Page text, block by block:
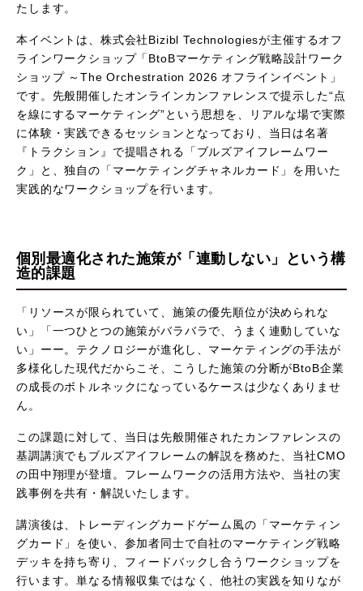
たします。
本イベントは、株式会社Bizibl Technologiesが主催するオフ
ラインワークショップ「BtoBマーケティング戦略設計ワーク
ショップ ～The Orchestration 2026 オフラインイベント」
です。先般開催したオンラインカンファレンスで提示した“点
を線にするマーケティング”という思想を、リアルな場で実際
に体験・実践できるセッションとなっており、当日は名著
『トラクション』で提唱される「ブルズアイフレームワー
ク」と、独自の「マーケティングチャネルカード」を用いた
実践的なワークショップを行います。
個別最適化された施策が「連動しない」という構
造的課題
「リソースが限られていて、施策の優先順位が決められな
い」「一つひとつの施策がバラバラで、うまく連動していな
い」ーー。テクノロジーが進化し、マーケティングの手法が
多様化した現代だからこそ、こうした施策の分断がBtoB企業
の成長のボトルネックになっているケースは少なくありませ
ん。
この課題に対して、当日は先般開催されたカンファレンスの
基調講演でもブルズアイフレームの解説を務めた、当社CMO
の田中翔理が登壇。フレームワークの活用方法や、当社の実
践事例を共有・解説いたします。
講演後は、トレーディングカードゲーム風の「マーケティン
グカード」を使い、参加者同士で自社のマーケティング戦略
デッキを持ち寄り、フィードバックし合うワークショップを
行います。単なる情報収集ではなく、他社の実践を知りなが